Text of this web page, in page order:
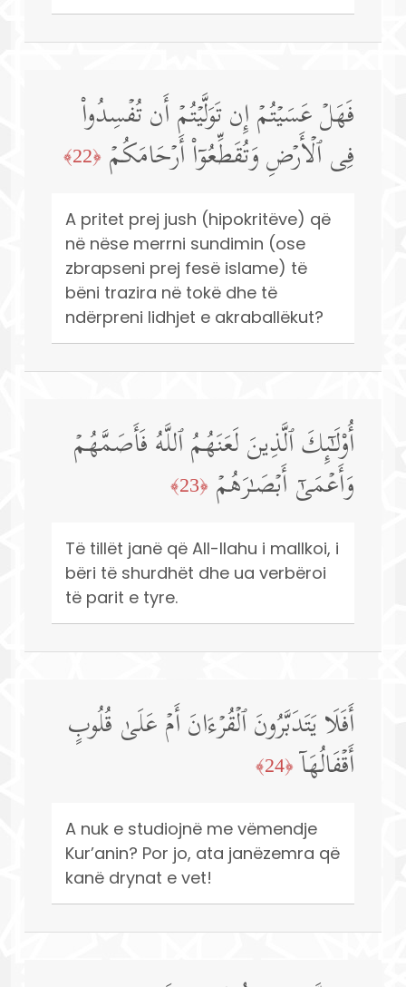
فَهَلۡ عَسَیۡتُمۡ إِن تَوَلَّیۡتُمۡ أَن تُفۡسِدُوا۟
فِی ٱلۡأَرۡضِ وَتُقَطِّعُوۤا۟ أَرۡحَامَكُمۡ ﴿22﴾
A pritet prej jush (hipokritëve) që
në nëse merrni sundimin (ose
zbrapseni prej fesë islame) të
bëni trazira në tokë dhe të
ndërpreni lidhjet e akraballëkut?
أُو۟لَـٰۤىِٕكَ ٱلَّذِینَ لَعَنَهُمُ ٱللَّهُ فَأَصَمَّهُمۡ
وَأَعۡمَىٰۤ أَبۡصَـٰرَهُمۡ ﴿23﴾
Të tillët janë që All-llahu i mallkoi, i
bëri të shurdhët dhe ua verbëroi
të parit e tyre.
أَفَلَا یَتَدَبَّرُونَ ٱلۡقُرۡءَانَ أَمۡ عَلَىٰ قُلُوبٍ
أَقۡفَالُهَاۤ ﴿24﴾
A nuk e studiojnë me vëmendje
Kur’anin? Por jo, ata janëzemra që
kanë drynat e vet!